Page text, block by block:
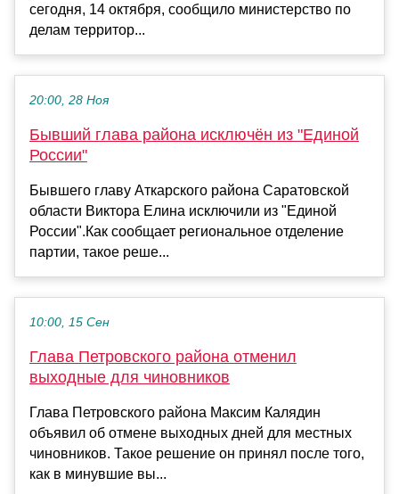
сегодня, 14 октября, сообщило министерство по
делам территор...
20:00, 28 Ноя
Бывший глава района исключён из "Единой
России"
Бывшего главу Аткарского района Саратовской
области Виктора Елина исключили из "Единой
России".Как сообщает региональное отделение
партии, такое реше...
10:00, 15 Сен
Глава Петровского района отменил
выходные для чиновников
Глава Петровского района Максим Калядин
объявил об отмене выходных дней для местных
чиновников. Такое решение он принял после того,
как в минувшие вы...